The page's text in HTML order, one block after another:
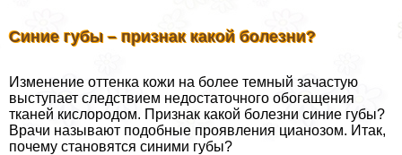
Синие губы – признак какой болезни?
Изменение оттенка кожи на более темный зачастую
выступает следствием недостаточного обогащения
тканей кислородом. Признак какой болезни синие губы?
Врачи называют подобные проявления цианозом. Итак,
почему становятся синими губы?